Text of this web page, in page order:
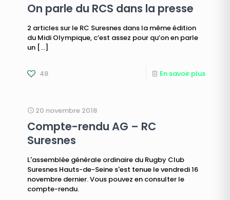
On parle du RCS dans la presse
2 articles sur le RC Suresnes dans la même édition
du Midi Olympique, c’est assez pour qu’on en parle
un […]
48 En savoir plus
20 novembre 2018
Compte-rendu AG – RC
Suresnes
L'assemblée générale ordinaire du Rugby Club
Suresnes Hauts-de-Seine s'est tenue le vendredi 16
novembre dernier. Vous pouvez en consulter le
compte-rendu.